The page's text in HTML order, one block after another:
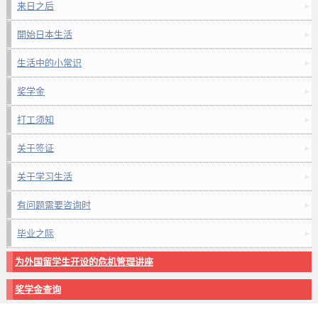
来日之后
開始日本生活
生活中的小常识
奖学金
打工须知
关于签证
关于学习生活
有问题需要咨询时
毕业之际
为外国留学生开设的危机管理讲座
奖学金查询